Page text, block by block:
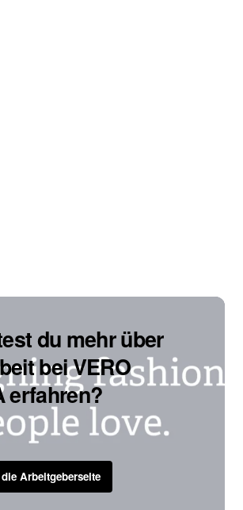
du mehr über
bei VERO
erfahren?
Arbeitgeberseite